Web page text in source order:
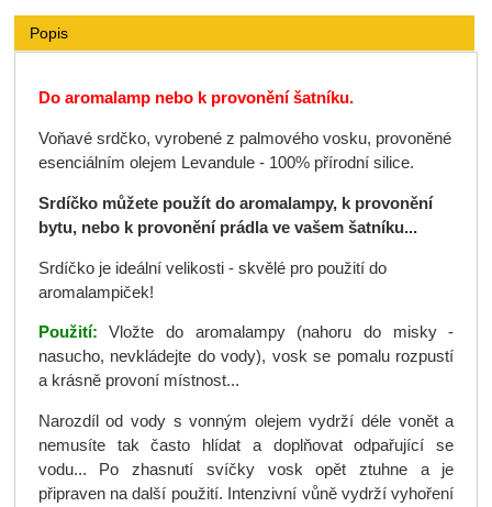
Popis
Do aromalamp nebo k provonění šatníku.
Voňavé srdčko, vyrobené z palmového vosku, provoněné
esenciálním olejem Levandule - 100% přírodní silice.
Srdíčko můžete použít do aromalampy, k provonění
bytu, nebo k provonění prádla ve vašem šatníku...
Srdíčko je ideální velikosti - skvělé pro použití do
aromalampiček!
Použití:
Vložte do aromalampy (nahoru do misky -
nasucho, nevkládejte do vody), vosk se pomalu rozpustí
a krásně provoní místnost...
Narozdíl od vody s vonným olejem vydrží déle vonět a
nemusíte tak často hlídat a doplňovat odpařující se
vodu... Po zhasnutí svíčky vosk opět ztuhne a je
připraven na další použití. Intenzivní vůně vydrží vyhoření